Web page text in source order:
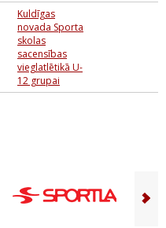
Kuldīgas
novada Sporta
skolas
sacensības
vieglatlētikā U-
12 grupai